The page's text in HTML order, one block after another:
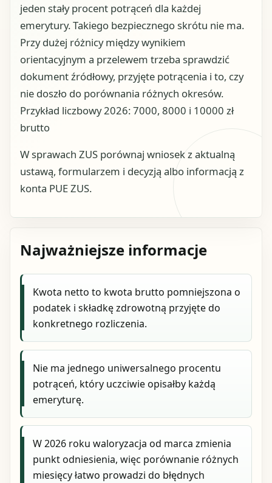
jeden stały procent potrąceń dla każdej
emerytury. Takiego bezpiecznego skrótu nie ma.
Przy dużej różnicy między wynikiem
orientacyjnym a przelewem trzeba sprawdzić
dokument źródłowy, przyjęte potrącenia i to, czy
nie doszło do porównania różnych okresów.
Przykład liczbowy 2026: 7000, 8000 i 10000 zł
brutto
W sprawach ZUS porównaj wniosek z aktualną
ustawą, formularzem i decyzją albo informacją z
konta PUE ZUS.
Najważniejsze informacje
Kwota netto to kwota brutto pomniejszona o
podatek i składkę zdrowotną przyjęte do
konkretnego rozliczenia.
Nie ma jednego uniwersalnego procentu
potrąceń, który uczciwie opisałby każdą
emeryturę.
W 2026 roku waloryzacja od marca zmienia
punkt odniesienia, więc porównanie różnych
miesięcy łatwo prowadzi do błędnych